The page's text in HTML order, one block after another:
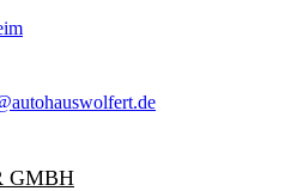
GMBH